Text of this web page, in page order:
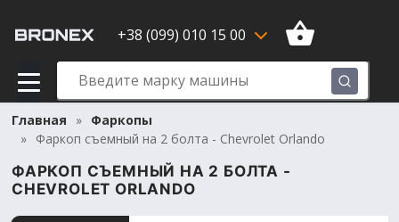
+38 (099) 010 15 00
Главная
Фаркопы
Фаркоп съемный на 2 болта - Chevrolet Orlando
ФАРКОП СЪЕМНЫЙ НА 2 БОЛТА -
CHEVROLET ORLANDO